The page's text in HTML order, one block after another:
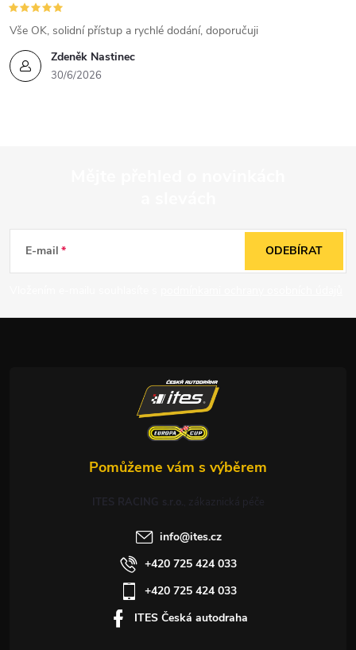
Zdeněk Nastinec
30/6/2026
Vše OK, solidní přístup a rychlé dodání, doporučuji
a
E-mail ODEBÍRAT
ITES RACING s.r.o.
info@ites.cz
+420 725 424 033
+420 725 424 033
ITES Česká autodraha